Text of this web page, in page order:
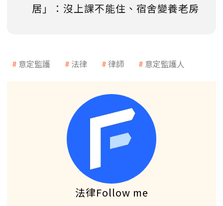
居」：沒上課不能住、宿舍變養老房
意定監護 法律 律師 意定監護人
法律Follow me